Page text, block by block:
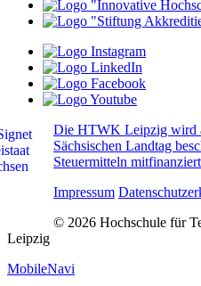
Die HTWK Leipzig wird
Sächsischen Landtag
Steuermitteln
Impressum
© 2026 Hochschule für
Leipzig
MobileNavi